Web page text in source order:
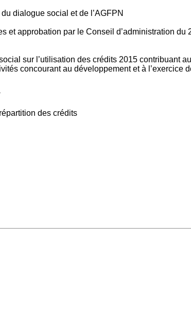
dialogue social et de l’AGFPN
et approbation par le Conseil d’administration
sur l’utilisation des crédits 2015 contribuant
concourant au développement et à l’exercice
des crédits